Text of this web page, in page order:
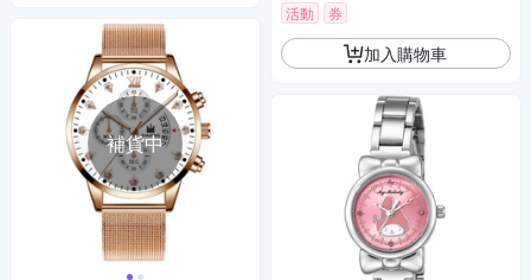
補貨中
活動 券
加入購物車